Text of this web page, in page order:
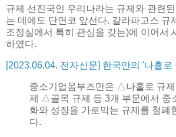
규제 선진국인 우리나라는 규제와 관련
는 데에도 단연코 앞선다. 갈라파고스 규
조정실에서 특히 관심을 갖는)에 이어서
하였다.
[2023.06.04. 전자신문] 한국만의 '나홀
중소기업옴부즈만은 △나홀로 규
제 △골목 규제 등 3개 부문에서 중
화와 성장을 가로막는 규제를 철폐
다.